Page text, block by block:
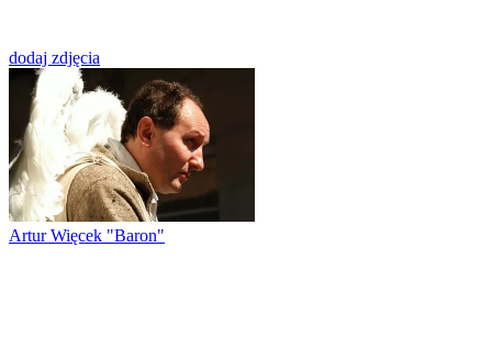
dodaj zdjęcia
Artur Więcek "Baron"